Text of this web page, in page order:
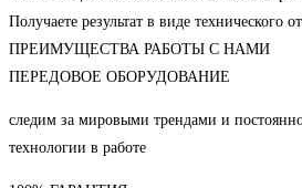
Получаете результат в виде технического
ПРЕИМУЩЕСТВА РАБОТЫ С НАМИ
ПЕРЕДОВОЕ ОБОРУДОВАНИЕ
следим за мировыми трендами и
технологии в работе